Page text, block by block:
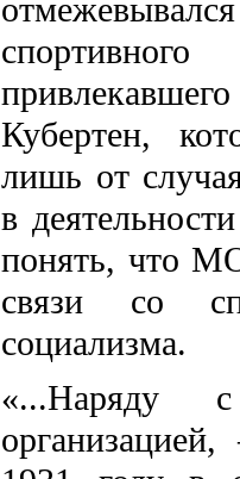
Кубертен,
лишь от
в
понять, что
связи со
социализма.
«...Наряду с